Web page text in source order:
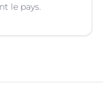
le pays.